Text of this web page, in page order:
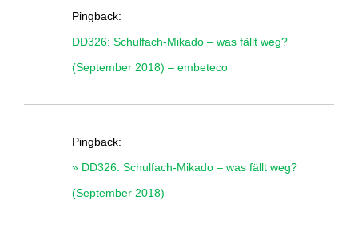
Pingback:
DD326: Schulfach-Mikado – was fällt weg?
(September 2018) – embeteco
Pingback:
» DD326: Schulfach-Mikado – was fällt weg?
(September 2018)